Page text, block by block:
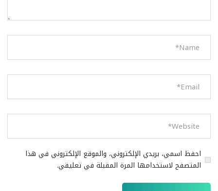
احفظ اسمي، بريدي الإلكتروني، والموقع الإلكتروني في هذا
المتصفح لاستخدامها المرة المقبلة في تعليقي.